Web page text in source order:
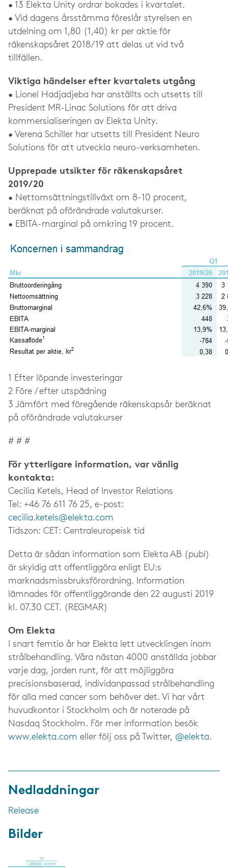
• 13 Elekta Unity ordrar bokades i kvartalet.
• Vid dagens årsstämma föreslår styrelsen en
utdelning om 1,80 (1,40) kr per aktie för
räkenskapsåret 2018/19 att delas ut vid två
tillfällen.
Viktiga händelser efter kvartalets utgång
• Lionel Hadjadjeba har anställts och utsetts till
President MR-Linac Solutions för att driva
kommersialiseringen av Elekta Unity.
• Verena Schiller har utsetts till President Neuro
Solutions för att utveckla neuro-verksamheten.
Upprepade utsikter för räkenskapsåret
2019/20
• Nettomsättningstillväxt om 8-10 procent,
beräknat på oförändrade valutakurser.
• EBITA-marginal på omkring 19 procent.
1 Efter löpande investeringar
2 Före / efter utspädning
3 Jämfört med föregående räkenskapsår beräknat
på oförändrade valutakurser
# # #
För ytterligare information, var vänlig
kontakta:
Cecilia Ketels, Head of Investor Relations
Tel: +46 76 611 76 25, e-post:
cecilia.ketels@elekta.com
Tidszon: CET: Centraleuropeisk tid
Detta är sådan information som Elekta AB (publ)
är skyldig att offentliggöra enligt EU:s
marknadsmissbruksförordning. Information
lämnades för offentliggörande den 22 augusti 2019
kl. 07.30 CET . (REGMAR)
Om Elekta
I snart femtio år har Elekta lett utvecklingen inom
strålbehandling. Våra nästan 4000 anställda jobbar
varje dag, jorden runt, för att möjliggöra
precisionsbaserad, individanpassad strålbehandling
för alla med cancer som behöver det. Vi har vårt
huvudkontor i Stockholm och är noterade på
Nasdaq Stockholm. För mer information besök
www.elekta.com eller följ oss på Twitter, @elekta.
Nedladdningar
Release
Bilder